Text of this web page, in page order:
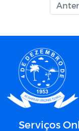
Serviços